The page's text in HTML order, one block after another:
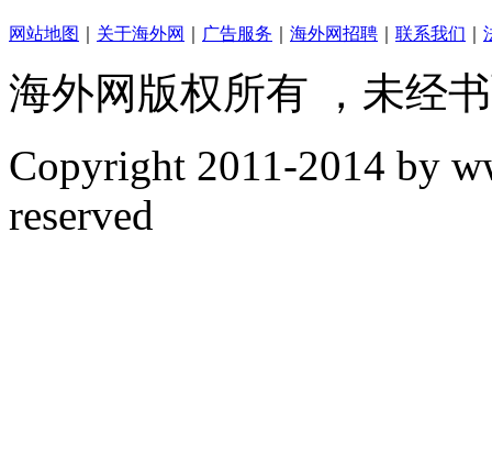
网站地图 关于海外网 广告服务 海外网招聘 联系我们
海外网版权所有 ，未经
Copyright 2011-2014 by
reserved